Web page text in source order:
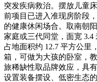
突发疾病救治。摆放儿童
前项目已进入准现房阶段
的健康休闲场合。取南朝
家庭或三代同堂，面宽
占地面积约 12.7 平方公里
箱，可做为大孩的卧室，
旅稀缺性取品牌效应，具
设置装备摆设、低密生态